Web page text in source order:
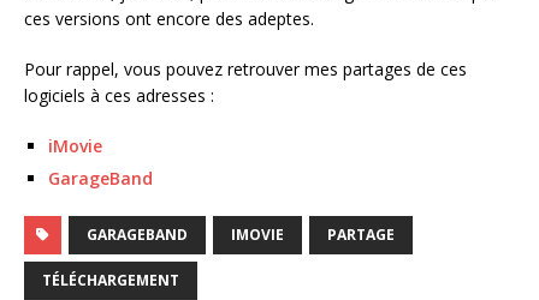
ces versions ont encore des adeptes.
Pour rappel, vous pouvez retrouver mes partages de ces
logiciels à ces adresses :
iMovie
GarageBand
GARAGEBAND IMOVIE PARTAGE
TÉLÉCHARGEMENT